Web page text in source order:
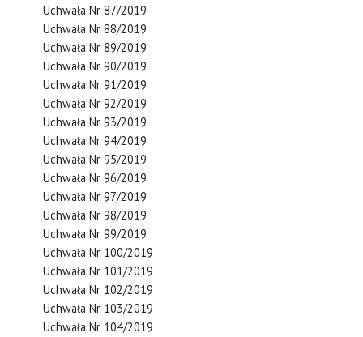
Uchwała Nr 87/2019
Uchwała Nr 88/2019
Uchwała Nr 89/2019
Uchwała Nr 90/2019
Uchwała Nr 91/2019
Uchwała Nr 92/2019
Uchwała Nr 93/2019
Uchwała Nr 94/2019
Uchwała Nr 95/2019
Uchwała Nr 96/2019
Uchwała Nr 97/2019
Uchwała Nr 98/2019
Uchwała Nr 99/2019
Uchwała Nr 100/2019
Uchwała Nr 101/2019
Uchwała Nr 102/2019
Uchwała Nr 103/2019
Uchwała Nr 104/2019